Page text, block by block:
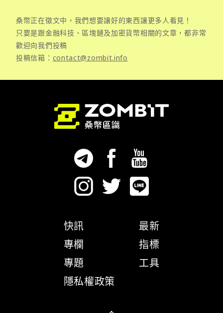
桑幣正在徵文中，我們想要讓好的東西讓更多人看見！
只要是跟金融科技、區塊鏈及加密貨幣相關的文章，都非常
歡迎向我們投稿
投稿信箱： contact@zombit.info
快訊
專欄
專題
隱私權政策
最新
指標
工具